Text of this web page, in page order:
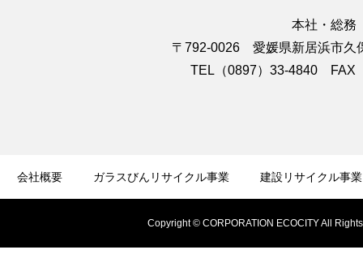
本社・総務
〒792-0026 愛媛県新居浜市久
TEL（0897）33-4840 FAX
会社概要 ガラスびんリサイクル事業 建設リサイクル事業
ーポリシー
Copyright © CORPORATION ECOCITY All